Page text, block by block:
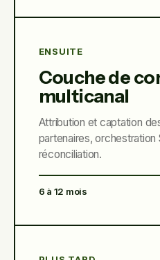
ENSUITE
Couche de
multicanal
Attribution et captation
partenaires,
réconciliation.
6 à 12 mois